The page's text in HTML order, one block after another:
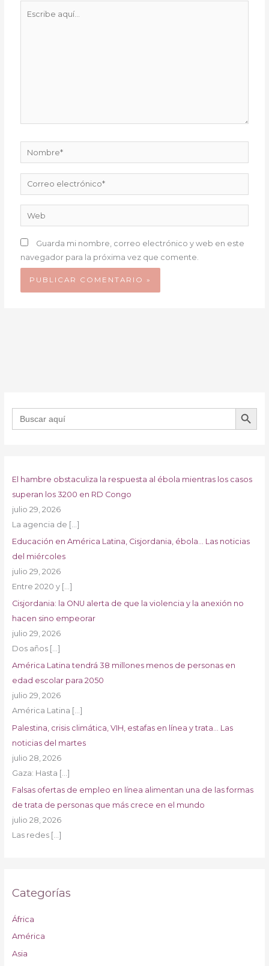
Nombre*
Correo
electrónico*
Web
Guarda mi nombre, correo electrónico y web en este
navegador para la próxima vez que comente.
Buscar: BOTÓN DE
El hambre obstaculiza la respuesta al ébola mientras los casos
superan los 3200 en RD Congo
julio 29, 2026
La agencia de […]
Educación en América Latina, Cisjordania, ébola… Las noticias
del miércoles
julio 29, 2026
Entre 2020 y […]
Cisjordania: la ONU alerta de que la violencia y la anexión no
hacen sino empeorar
julio 29, 2026
Dos años […]
América Latina tendrá 38 millones menos de personas en
edad escolar para 2050
julio 29, 2026
América Latina […]
Palestina, crisis climática, VIH, estafas en línea y trata… Las
noticias del martes
julio 28, 2026
Gaza: Hasta […]
Falsas ofertas de empleo en línea alimentan una de las formas
de trata de personas que más crece en el mundo
julio 28, 2026
Las redes […]
Categorías
África
América
Asia